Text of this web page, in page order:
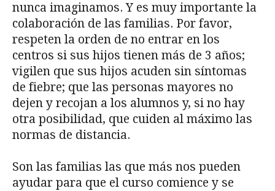
nunca imaginamos. Y es muy importante la
colaboración de las familias. Por favor,
respeten la orden de no entrar en los
centros si sus hijos tienen más de 3 años;
vigilen que sus hijos acuden sin síntomas
de fiebre; que las personas mayores no
dejen y recojan a los alumnos y, si no hay
otra posibilidad, que cuiden al máximo las
normas de distancia.
Son las familias las que más nos pueden
ayudar para que el curso comience y se